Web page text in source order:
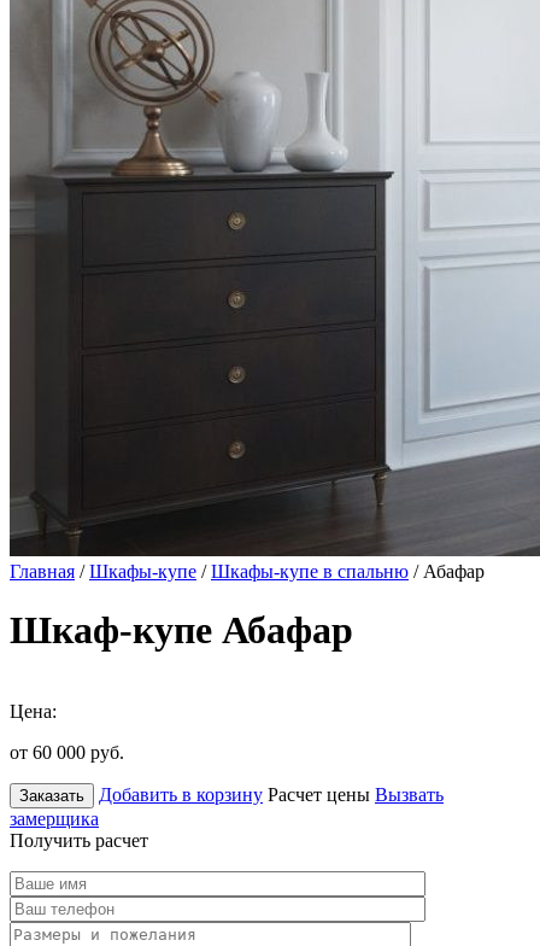
Главная /Шкафы-купе /Шкафы-купе в спальню / Абафар
Шкаф-купе Абафар
Цена:
от 60 000 руб.
Заказать Добавить в корзину Расчет цены Вызвать
замерщика
Получить расчет